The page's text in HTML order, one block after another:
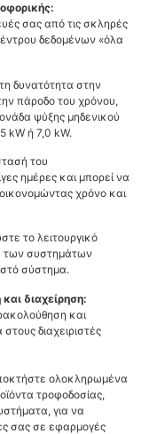
σας από τις σκληρές
δεδομένων «όλα
δυνατότητα στην
πάροδο του χρόνου,
ψύξης μηδενικού
kW ή 7,0 kW.
του
ημέρες και μπορεί να
χρόνο και
το λειτουργικό
των συστημάτων
σύστημα.
διαχείρηση:
και
διαχειριστές
ολοκληρωμένα
τροφοδοσίας,
για να
σας σε εφαρμογές